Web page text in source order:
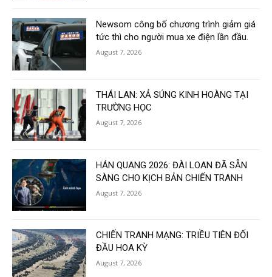
Newsom công bố chương trình giảm giá
tức thì cho người mua xe điện lần đầu.
August 7, 2026
THÁI LAN: XẢ SÚNG KINH HOÀNG TẠI
TRƯỜNG HỌC
August 7, 2026
HÁN QUANG 2026: ĐÀI LOAN ĐÃ SẴN
SÀNG CHO KỊCH BẢN CHIẾN TRANH
August 7, 2026
CHIẾN TRANH MẠNG: TRIỀU TIÊN ĐỐI
ĐẦU HOA KỲ
August 7, 2026